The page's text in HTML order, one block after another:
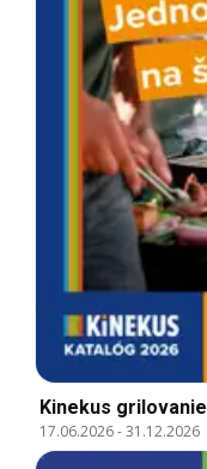
Kinekus grilovanie
17.06.2026-31.12.2026